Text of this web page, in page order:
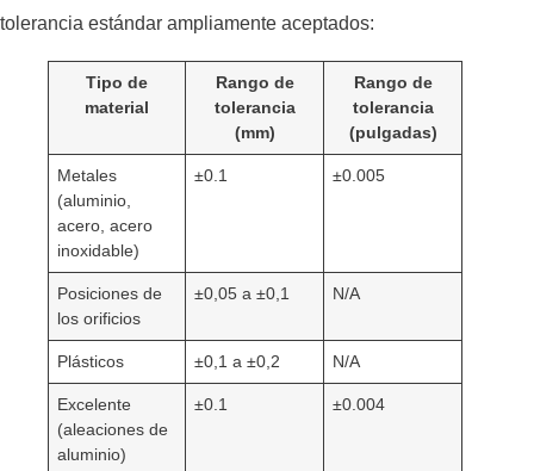
tolerancia estándar ampliamente aceptados:
Tipo de
material
Rango de
tolerancia
(mm)
Rango de
tolerancia
(pulgadas)
Metales
(aluminio,
acero, acero
inoxidable)
±0.1 ±0.005
Posiciones de
los orificios
±0,05 a ±0,1 N/A
Plásticos ±0,1 a ±0,2 N/A
Excelente
(aleaciones de
aluminio)
±0.1 ±0.004